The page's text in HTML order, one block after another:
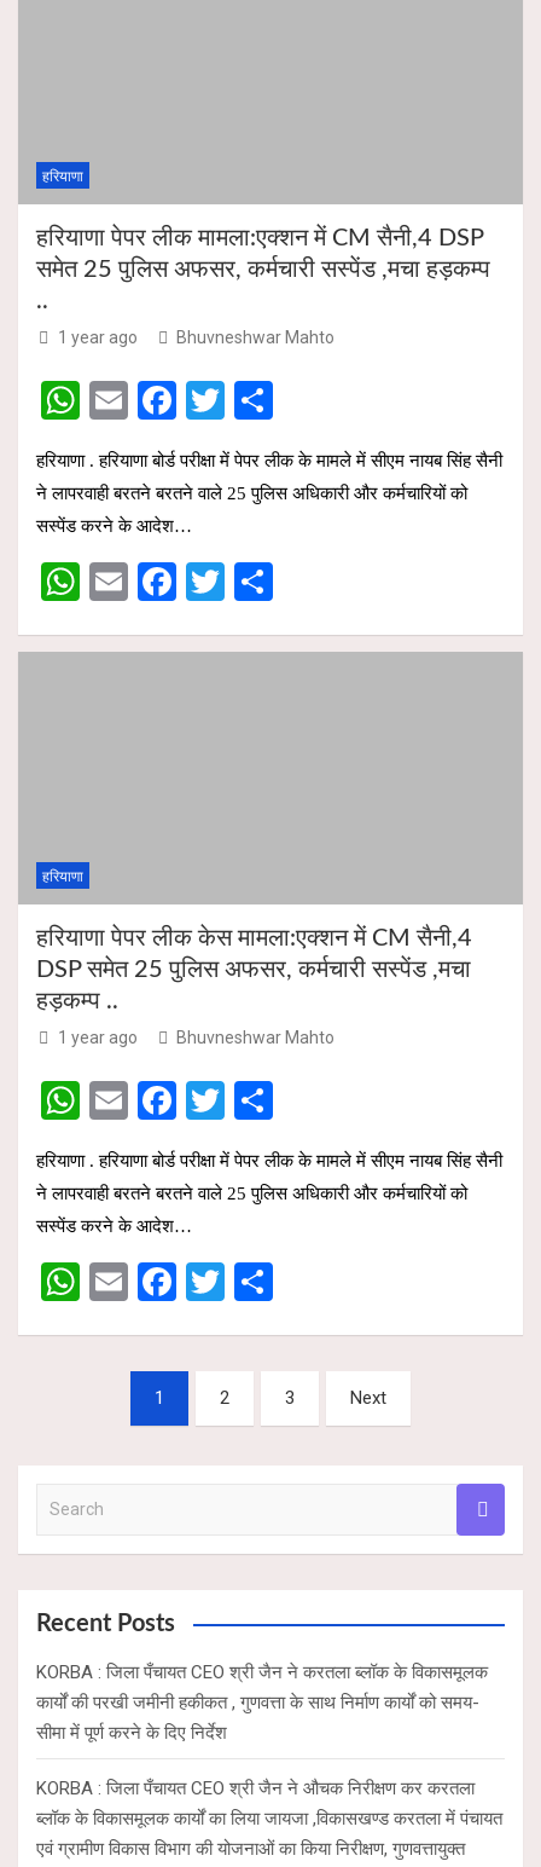
हरियाणा
हरियाणा पेपर लीक मामला:एक्शन में CM सैनी,4 DSP
समेत 25 पुलिस अफसर, कर्मचारी सस्पेंड ,मचा हड़कम्प
..
1 year ago Bhuvneshwar Mahto
W
at
s
A
p
p
E
m
ail
F
a
ce
o
o
k
T
wi
tt
er
h
ar
हरियाणा . हरियाणा बोर्ड परीक्षा में पेपर लीक के मामले में सीएम नायब सिंह सैनी
ने लापरवाही बरतने बरतने वाले 25 पुलिस अधिकारी और कर्मचारियों को
सस्पेंड करने के आदेश…
W
at
E
ail
F
ce
T
tt ar
हरियाणा
हरियाणा पेपर लीक केस मामला:एक्शन में CM सैनी,4
DSP समेत 25 पुलिस अफसर, कर्मचारी सस्पेंड ,मचा
हड़कम्प ..
1 year ago Bhuvneshwar Mahto
W
at
s
A
p
p
E
m
ail
F
a
ce
o
o
k
T
wi
tt
er
h
ar
हरियाणा . हरियाणा बोर्ड परीक्षा में पेपर लीक के मामले में सीएम नायब सिंह सैनी
ने लापरवाही बरतने बरतने वाले 25 पुलिस अधिकारी और कर्मचारियों को
सस्पेंड करने के आदेश…
W
p
E
ail
F
ce
o
T
er
e
pagination
1 2 3 Next
a
cRecent Posts
KORBA : जिला पँचायत CEO श्री जैन ने करतला ब्लॉक के विकासमूलक
कार्यों की परखी जमीनी हकीकत , गुणवत्ता के साथ निर्माण कार्यों को समय-
सीमा में पूर्ण करने के दिए निर्देश
KORBA : जिला पँचायत CEO श्री जैन ने औचक निरीक्षण कर करतला
ब्लॉक के विकासमूलक कार्यों का लिया जायजा ,विकासखण्ड करतला में पंचायत
एवं ग्रामीण विकास विभाग की योजनाओं का किया निरीक्षण, गुणवत्तायुक्त